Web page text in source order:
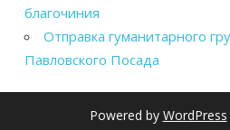
благочиния
Отправка гуманитарного
Павловского Посада
Powered by WordPress